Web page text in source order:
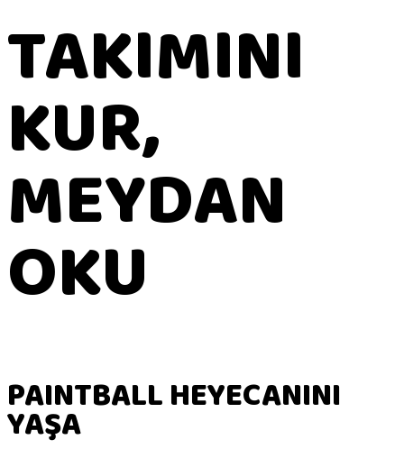
TAKIMINI
KUR,
MEYDAN
OKU
PAINTBALL HEYECANINI
YAŞA